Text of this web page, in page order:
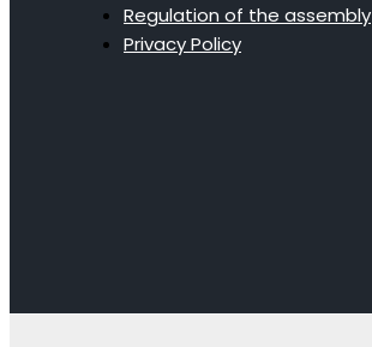
Regulation of the assembly
Privacy Policy